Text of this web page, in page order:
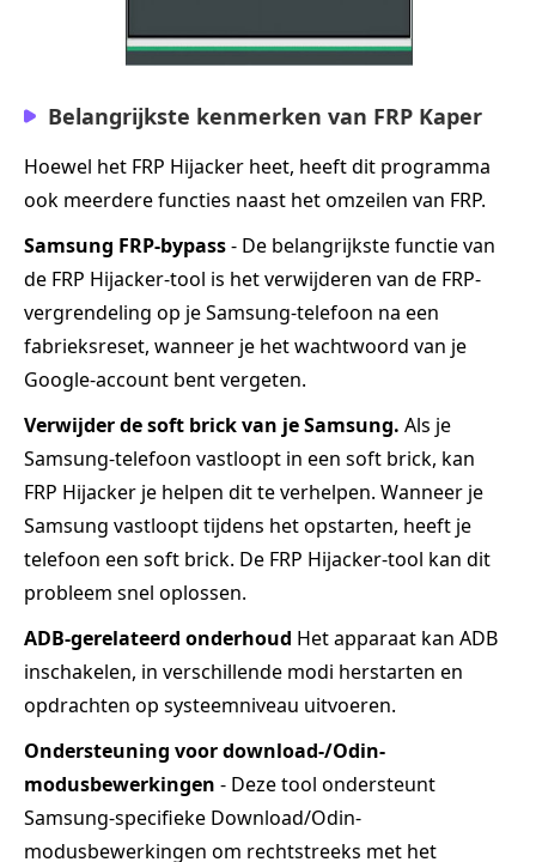
Belangrijkste kenmerken van FRP Kaper
Hoewel het FRP Hijacker heet, heeft dit programma
ook meerdere functies naast het omzeilen van FRP.
Samsung FRP-bypass- De belangrijkste functie van
de FRP Hijacker-tool is het verwijderen van de FRP-
vergrendeling op je Samsung-telefoon na een
fabrieksreset, wanneer je het wachtwoord van je
Google-account bent vergeten.
Verwijder de soft brick van je Samsung. Als je
Samsung-telefoon vastloopt in een soft brick, kan
FRP Hijacker je helpen dit te verhelpen. Wanneer je
Samsung vastloopt tijdens het opstarten, heeft je
telefoon een soft brick. De FRP Hijacker-tool kan dit
probleem snel oplossen.
ADB-gerelateerd onderhoud Het apparaat kan ADB
inschakelen, in verschillende modi herstarten en
opdrachten op systeemniveau uitvoeren.
Ondersteuning voor download-/Odin-
modusbewerkingen - Deze tool ondersteunt
Samsung-specifieke Download/Odin-
modusbewerkingen om rechtstreeks met het